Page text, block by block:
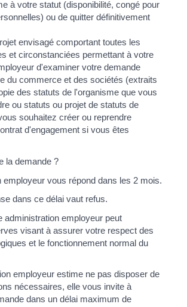
à votre statut (disponibilité, congé pour
ou de quitter définitivement
envisagé comportant toutes les
et circonstanciées permettant à votre
d'examiner votre demande
du commerce et des sociétés (extraits
des statuts de l'organisme que vous
ou statuts ou projet de statuts de
souhaitez créer ou reprendre
d'engagement si vous êtes
la demande ?
employeur vous répond dans les 2 mois.
dans ce délai vaut refus.
administration employeur peut
visant à assurer votre respect des
et le fonctionnement normal du
employeur estime ne pas disposer de
nécessaires, elle vous invite à
dans un délai maximum de